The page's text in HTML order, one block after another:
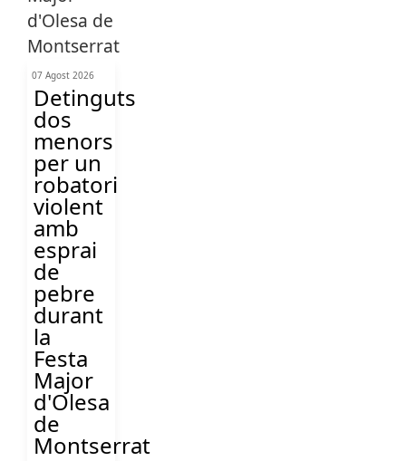
07 Agost 2026
Detinguts
dos
menors
per un
robatori
violent
amb
esprai
de
pebre
durant
la
Festa
Major
d'Olesa
de
Montserrat